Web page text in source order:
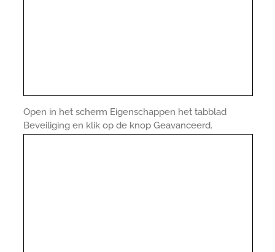
Open in het scherm Eigenschappen het tabblad
Beveiliging en klik op de knop Geavanceerd.